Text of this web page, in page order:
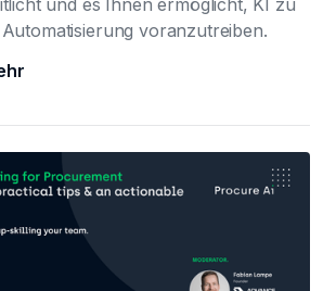
und es Ihnen ermöglicht, KI zu
voranzutreiben.